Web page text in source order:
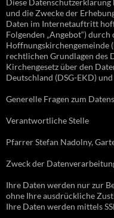
und die Zwecke der
Daten im Internetauftritt
Folgenden „Angebot“)
Hoffnungskirchengemeinde
rechtlichen Grundlagen des
Kirchengesetz über den
Deutschland (DSG-EKD)
Generelle Fragen zum
Verantwortliche Stelle
Pfarrer Stefan Nadolny,
Zweck der
Ihre Daten werden nur zur
ohne Ihre ausdrückliche
Ihre Daten werden mittels